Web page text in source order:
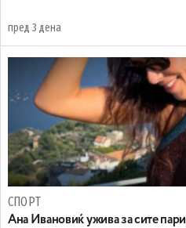
пред 3 дена
СПОРТ
Ана Ивановиќ ужива за сите пари